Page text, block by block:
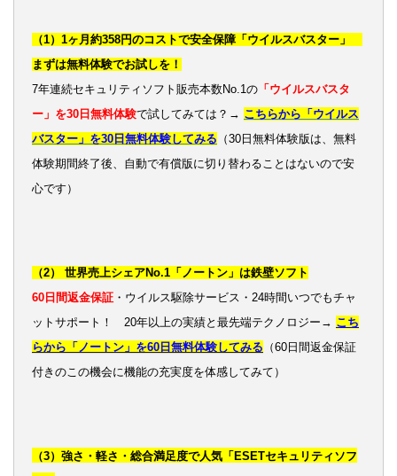
（1）1ヶ月約358円のコストで安全保障「ウイルスバスター」
まずは無料体験でお試しを！
7年連続セキュリティソフト販売本数No.1の 「ウイルスバスタ
ー」を30日無料体験で試してみては？→ こちらから「ウイルス
バスター」を30日無料体験してみる （30日無料体験版は、無料
体験期間終了後、自動で有償版に切り替わることはないので安
心です）
（2） 世界売上シェアNo.1「ノートン」は鉄壁ソフト
60日間返金保証 ・ウイルス駆除サービス・24時間いつでもチャ
ットサポート！ 20年以上の実績と最先端テクノロジー→ こち
らから「ノートン」を60日無料体験してみる （60日間返金保証
付きのこの機会に機能の充実度を体感してみて）
（3）強さ・軽さ・総合満足度で人気「ESETセキュリティソフ